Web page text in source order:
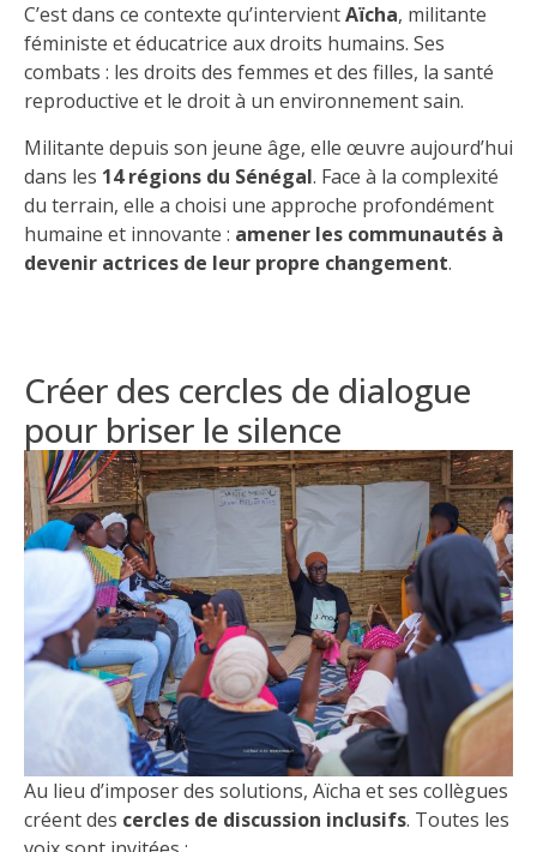
C’est dans ce contexte qu’intervientAïcha, militante
féministe et éducatrice aux droits humains. Ses
combats : les droits des femmes et des filles, la santé
reproductive et le droit à un environnement sain.
Militante depuis son jeune âge, elle œuvre aujourd’hui
dans les 14 régions du Sénégal. Face à la complexité
du terrain, elle a choisi une approche profondément
humaine et innovante : amener les communautés à
devenir actrices de leur propre changement.
Créer des cercles de dialogue
pour briser le silence
Au lieu d’imposer des solutions, Aïcha et ses collègues
créent des cercles de discussion inclusifs. Toutes les